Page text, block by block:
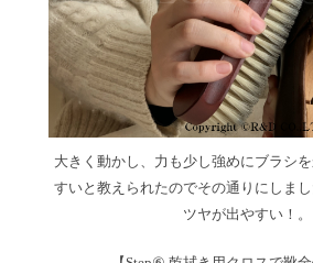
大きく動かし、力も少し強めにブラシ
すいと教えられたのでその通りにしま
ツヤが出やすい！。